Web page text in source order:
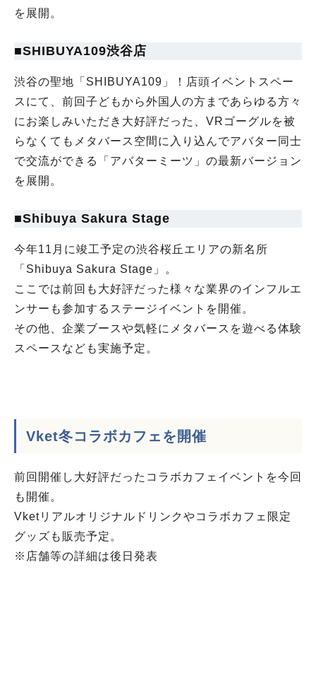
を展開。
■SHIBUYA109渋谷店
渋谷の聖地「SHIBUYA109」！店頭イベントスペー
スにて、前回子どもから外国人の方まであらゆる方々
にお楽しみいただき大好評だった、VRゴーグルを被
らなくてもメタバース空間に入り込んでアバター同士
で交流ができる「アバターミーツ」の最新バージョン
を展開。
■Shibuya Sakura Stage
今年11月に竣工予定の渋谷桜丘エリアの新名所
「Shibuya Sakura Stage」。
ここでは前回も大好評だった様々な業界のインフルエ
ンサーも参加するステージイベントを開催。
その他、企業ブースや気軽にメタバースを遊べる体験
スペースなども実施予定。
Vket冬コラボカフェを開催
前回開催し大好評だったコラボカフェイベントを今回
も開催。
Vketリアルオリジナルドリンクやコラボカフェ限定
グッズも販売予定。
※店舗等の詳細は後日発表